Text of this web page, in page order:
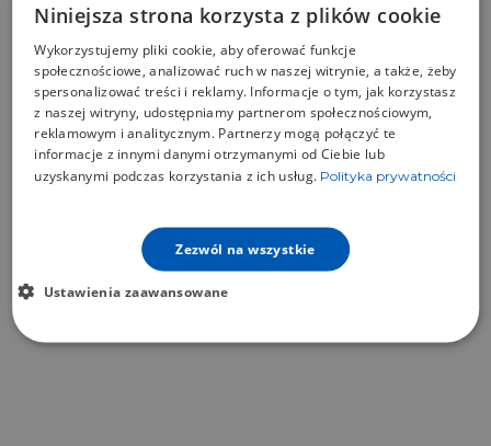
Kolorystyka
Powłoki
Pliki do pobrania
Niniejsza strona korzysta z plików cookie
Wykorzystujemy pliki cookie, aby oferować funkcje
społecznościowe, analizować ruch w naszej witrynie, a także, żeby
spersonalizować treści i reklamy. Informacje o tym, jak korzystasz
z naszej witryny, udostępniamy partnerom społecznościowym,
reklamowym i analitycznym. Partnerzy mogą połączyć te
informacje z innymi danymi otrzymanymi od Ciebie lub
uzyskanymi podczas korzystania z ich usług. Polityka prywatności
Zezwól na wszystkie
Ustawienia zaawansowane